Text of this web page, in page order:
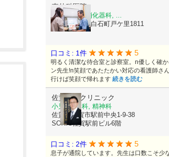
森外科医院
外科, 内科, 消化器科, ...
佐賀県杵島郡白石町戸ケ里1811
口コミ: 1件 5
明るく清潔な待合室と診察室。n優しく確
ン先生!n笑顔であたたかい対応の看護師さ
行けば笑顔で帰れます 続きを読む
佐賀駅南クリニック
小児科, 内科, 精神科
佐賀県佐賀市駅前中央1-9-38
SONIC佐賀駅前ビル6階
口コミ: 2件 5
息子が通院しています。先生は口数こそ少